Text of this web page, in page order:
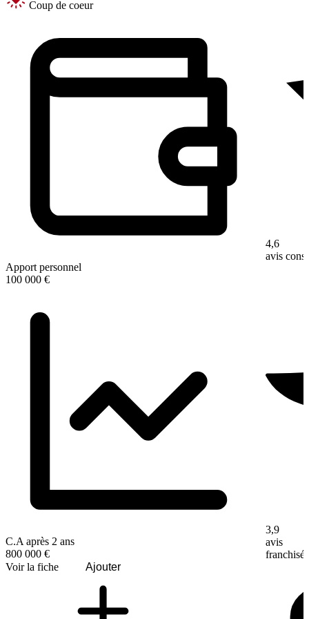
Coup de coeur
Apport personnel
100 000 €
C.A après 2 ans
800 000 €
Voir la fiche
Ajouter
4,6
avis
3,9
avis
franchisé